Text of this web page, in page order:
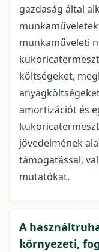
gazdaság által
munkaműveleti
költségeket,
amortizációt és
jövedelmének
támogatással,
mutatókat.
A
környezeti,